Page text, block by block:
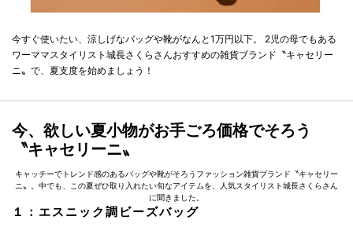
今すぐ使いたい、涼しげなバッグや靴がなんと1万円以下。 2児の母でもある
ワーママスタイリスト城長さくらさんおすすめの雑貨ブランド〝キャセリー
ニ〟で、夏支度を始めましょう！
今、欲しい夏小物がお手ごろ価格でそろう
〝キャセリーニ〟
キャッチーでトレンド感のあるバッグや靴がそろうファッション雑貨ブランド〝キャセリー
ニ〟。中でも、この夏ぜひ取り入れたい旬なアイテムを、人気スタイリスト城長さくらさん
に聞きました。
１：エスニック調ビーズバッグ